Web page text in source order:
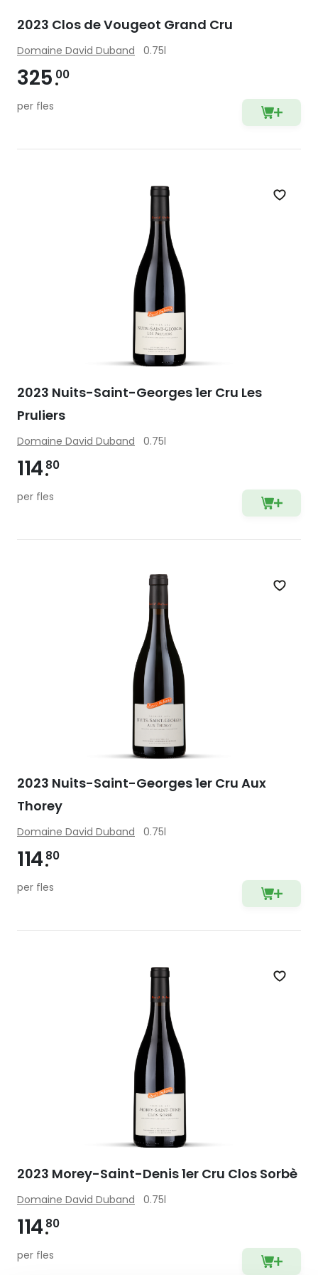
2023 Clos de Vougeot Grand Cru
Domaine David Duband 0.75l
325 00
per fles
Zet
2023 Nuits-Saint-Georges 1er Cru Les
Pruliers
Domaine David Duband 0.75l
114 80
per fles
Zet
2023 Nuits-Saint-Georges 1er Cru Aux
Thorey
Domaine David Duband 0.75l
114 80
per fles
Zet
2023 Morey-Saint-Denis 1er Cru Clos Sorbè
Domaine David Duband 0.75l
114 80
per fles